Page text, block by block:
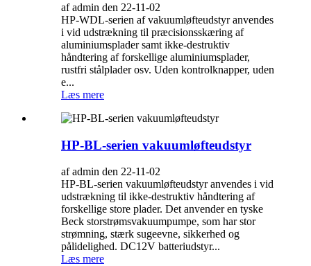
af admin den 22-11-02
HP-WDL-serien af ​​vakuumløfteudstyr anvendes
i vid udstrækning til præcisionsskæring af
aluminiumsplader samt ikke-destruktiv
håndtering af forskellige aluminiumsplader,
rustfri stålplader osv. Uden kontrolknapper, uden
e...
Læs mere
HP-BL-serien vakuumløfteudstyr
af admin den 22-11-02
HP-BL-serien vakuumløfteudstyr anvendes i vid
udstrækning til ikke-destruktiv håndtering af
forskellige store plader. Det anvender en tyske
Beck storstrømsvakuumpumpe, som har stor
strømning, stærk sugeevne, sikkerhed og
pålidelighed. DC12V batteriudstyr...
Læs mere